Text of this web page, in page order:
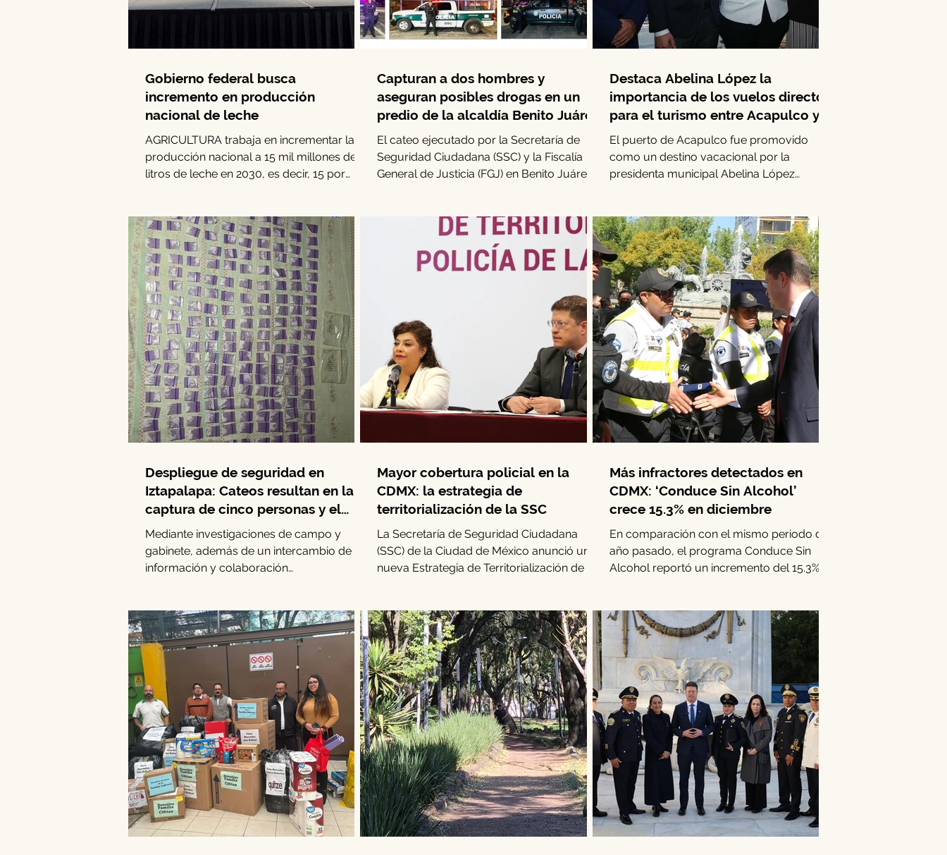
Gobierno federal busca
incremento en producción
nacional de leche
AGRICULTURA trabaja en incrementar la
producción nacional a 15 mil millones de
litros de leche en 2030, es decir, 15 por
Capturan a dos hombres y
aseguran posibles drogas en un
predio de la alcaldía Benito Juárez
El cateo ejecutado por la Secretaría de
Seguridad Ciudadana (SSC) y la Fiscalía
General de Justicia (FGJ) en Benito Juárez
Destaca Abelina López la
importancia de los vuelos directos
para el turismo entre Acapulco y
Monterrey
El puerto de Acapulco fue promovido
como un destino vacacional por la
presidenta municipal Abelina López
Despliegue de seguridad en
Iztapalapa: Cateos resultan en la
captura de cinco personas y el
decomiso de drogas
Mediante investigaciones de campo y
gabinete, además de un intercambio de
información y colaboración
Mayor cobertura policial en la
CDMX: la estrategia de
territorialización de la SSC
La Secretaría de Seguridad Ciudadana
(SSC) de la Ciudad de México anunció una
nueva Estrategia de Territorialización de la
Más infractores detectados en
CDMX: ‘Conduce Sin Alcohol’
crece 15.3% en diciembre
En comparación con el mismo periodo del
año pasado, el programa Conduce Sin
Alcohol reportó un incremento del 15.3% en